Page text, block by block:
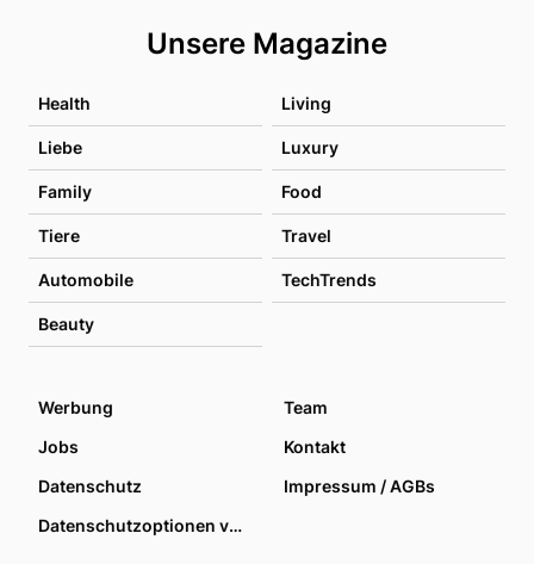
Unsere Magazine
Health Living
Liebe Luxury
Family Food
Tiere Travel
Automobile TechTrends
Beauty
Werbung
Team
Jobs
Kontakt
Datenschutz
Impressum / AGBs
Datenschutzoptionen verwalten